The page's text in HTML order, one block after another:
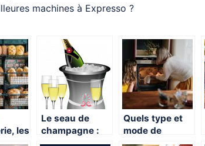
machines à Expresso ?
les
Le seau de
champagne :
incontournable
Quels type et
mode de
chaleur choisir